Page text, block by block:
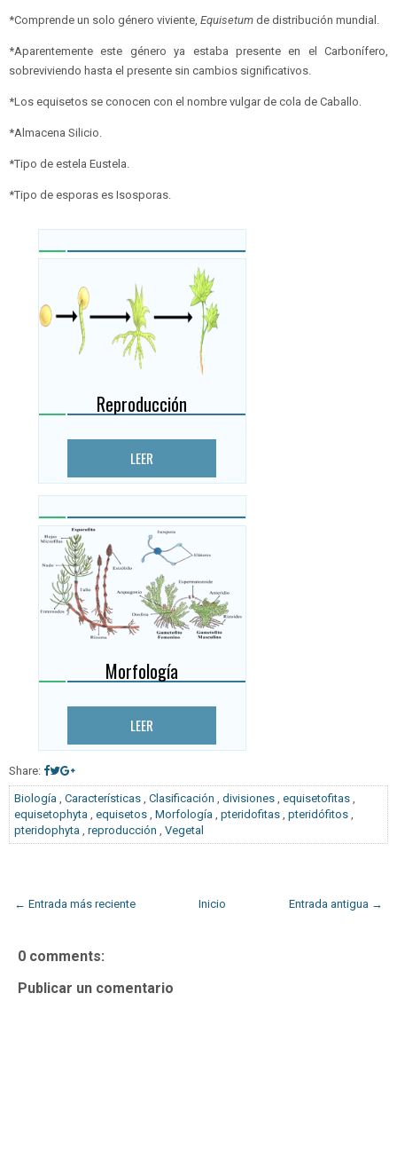
*Comprende un solo género viviente, Equisetum de distribución mundial.
*Aparentemente este género ya estaba presente en el Carbonífero,
sobreviviendo hasta el presente sin cambios significativos.
*Los equisetos se conocen con el nombre vulgar de cola de Caballo.
*Almacena Silicio.
*Tipo de estela Eustela.
*Tipo de esporas es Isosporas.
Reproducción
LEER
Morfología
LEER
Share:
Biología Características Clasificación divisiones equisetofitas
equisetophyta
equisetos Morfología pteridofitas pteridófitos
pteridophyta
reproducción Vegetal
← Entrada más reciente Entrada antigua →
Inicio
0 comments:
Publicar un comentario